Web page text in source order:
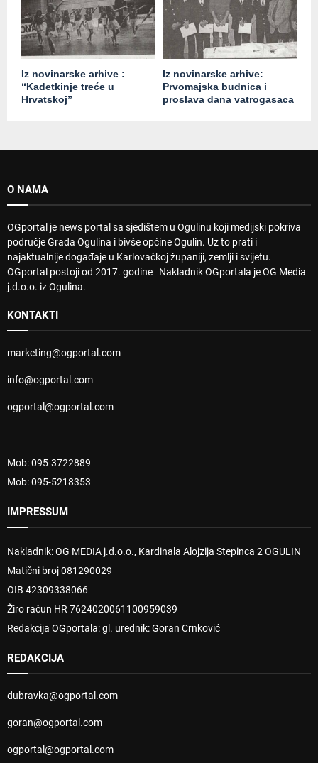
Iz novinarske arhive :
“Kadetkinje treće u
Hrvatskoj”
Iz novinarske arhive:
Prvomajska budnica i
proslava dana vatrogasaca
O NAMA
OGportal je news portal sa sjedištem u Ogulinu koji medijski pokriva
područje Grada Ogulina i bivše općine Ogulin. Uz to prati i
najaktualnije događaje u Karlovačkoj županiji, zemlji i svijetu.
OGportal postoji od 2017. godine Nakladnik OGportala je OG Media
j.d.o.o. iz Ogulina.
KONTAKTI
marketing@ogportal.com
info@ogportal.com
ogportal@ogportal.com
Mob: 095-3722889
Mob: 095-5218353
IMPRESSUM
Nakladnik: OG MEDIA j.d.o.o., Kardinala Alojzija Stepinca 2 OGULIN
Matični broj 081290029
OIB 42309338066
Žiro račun HR 7624020061100959039
Redakcija OGportala: gl. urednik: Goran Crnković
REDAKCIJA
dubravka@ogportal.com
goran@ogportal.com
ogportal@ogportal.com